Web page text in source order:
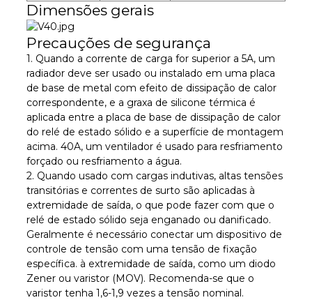
Dimensões gerais
Precauções de segurança
1. Quando a corrente de carga for superior a 5A, um
radiador deve ser usado ou instalado em uma placa
de base de metal com efeito de dissipação de calor
correspondente, e a graxa de silicone térmica é
aplicada entre a placa de base de dissipação de calor
do relé de estado sólido e a superfície de montagem
acima. 40A, um ventilador é usado para resfriamento
forçado ou resfriamento a água.
2. Quando usado com cargas indutivas, altas tensões
transitórias e correntes de surto são aplicadas à
extremidade de saída, o que pode fazer com que o
relé de estado sólido seja enganado ou danificado.
Geralmente é necessário conectar um dispositivo de
controle de tensão com uma tensão de fixação
específica. à extremidade de saída, como um diodo
Zener ou varistor (MOV). Recomenda-se que o
varistor tenha 1,6-1,9 vezes a tensão nominal.